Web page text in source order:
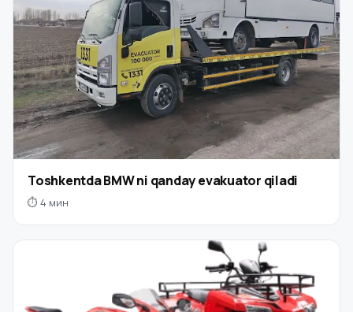
Toshkentda BMW ni qanday evakuator qiladi
⏱ 4 мин